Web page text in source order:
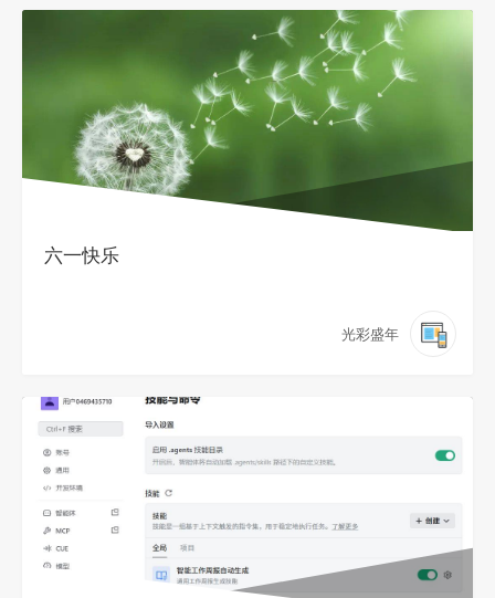
六一快乐
光彩盛年